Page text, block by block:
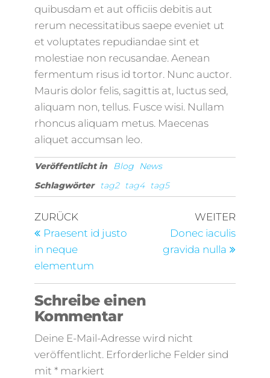
quibusdam et aut officiis debitis aut
rerum necessitatibus saepe eveniet ut
et voluptates repudiandae sint et
molestiae non recusandae. Aenean
fermentum risus id tortor. Nunc auctor.
Mauris dolor felis, sagittis at, luctus sed,
aliquam non, tellus. Fusce wisi. Nullam
rhoncus aliquam metus. Maecenas
aliquet accumsan leo.
Veröffentlicht in Blog News
Schlagwörter
tag2 tag4 tag5
ZURÜCK
Praesent id justo
in neque
elementum
WEITER
Donec iaculis
gravida nulla
Schreibe einen
Kommentar
Deine E-Mail-Adresse wird nicht
veröffentlicht. Erforderliche Felder sind
mit *markiert